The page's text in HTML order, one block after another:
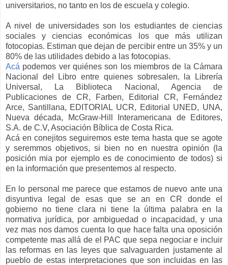
universitarios, no tanto en los de escuela y colegio.
A nivel de universidades son los estudiantes de ciencias
sociales y ciencias económicas los que más utilizan
fotocopias. Estiman que dejan de percibir entre un 35% y un
80% de las utilidades debido a las fotocopias.
Acá podemos ver quiénes son los miembros de la Cámara
Nacional del Libro entre quienes sobresalen, la Librería
Universal, La Biblioteca Nacional, Agencia de
Publicaciones de CR, Farben, Editorial CR, Fernández
Arce, Santillana, EDITORIAL UCR, Editorial UNED, UNA,
Nueva década, McGraw-Hill Interamericana de Editores,
S.A. de C.V, Asociación Bíblica de Costa Rica.
Acá en conejitos seguiremos este tema hasta que se agote
y seremmos objetivos, si bien no en nuestra opinión (la
posición mia por ejemplo es de conocimiento de todos) si
en la información que presentemos al respecto.
En lo personal me parece que estamos de nuevo ante una
disyuntiva legal de esas que se an en CR donde el
gobierno no tiene clara ni tiene la última palabra en la
normativa jurídica, por ambiguedad o incapacidad, y una
vez mas nos damos cuenta lo que hace falta una oposición
competente mas allá de el PAC que sepa negociar e incluir
las reformas en las leyes que salvaguarden justamente al
pueblo de estas interpretaciones que son incluidas en las